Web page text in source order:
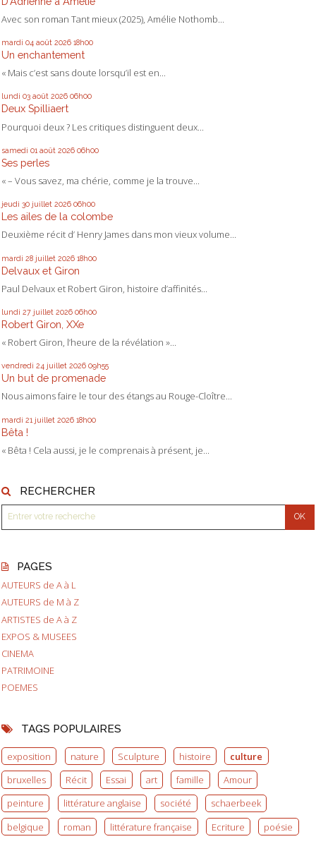
Avec son roman Tant mieux (2025), Amélie Nothomb...
mardi 04 août 2026 18h00
Un enchantement
« Mais c’est sans doute lorsqu’il est en...
lundi 03 août 2026 06h00
Deux Spilliaert
Pourquoi deux ? Les critiques distinguent deux...
samedi 01 août 2026 06h00
Ses perles
« – Vous savez, ma chérie, comme je la trouve...
jeudi 30 juillet 2026 06h00
Les ailes de la colombe
Deuxième récit d’ Henry James dans mon vieux volume...
mardi 28 juillet 2026 18h00
Delvaux et Giron
Paul Delvaux et Robert Giron, histoire d’affinités...
lundi 27 juillet 2026 06h00
Robert Giron, XXe
« Robert Giron, l’heure de la révélation »...
vendredi 24 juillet 2026 09h55
Un but de promenade
Nous aimons faire le tour des étangs au Rouge-Cloître...
mardi 21 juillet 2026 18h00
Bêta !
« Bêta ! Cela aussi, je le comprenais à présent, je...
RECHERCHER
PAGES
AUTEURS de A à L
AUTEURS de M à Z
ARTISTES de A à Z
EXPOS & MUSEES
CINEMA
PATRIMOINE
POEMES
TAGS POPULAIRES
exposition nature Sculpture histoire
culture
bruxelles
Récit Essai art famille
Amour
peinture
littérature anglaise société
schaerbeek
belgique
roman littérature française Ecriture poésie